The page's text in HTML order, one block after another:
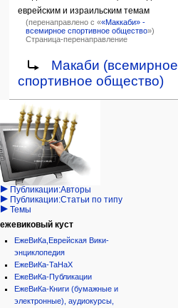
еврейским и израильским темам
(перенаправлено с ««Маккаби» -
всемирное спортивное общество»)
Страница-перенаправление
Перейти
навигации
Перейти
поиску
Перенаправление на:
Макаби (всемирное
спортивное общество)
Навигация
персональные инструменты
войти
запрос
учётной
записи
категории
Израиль:Страна и
государство
Иудаизм
Народ
Проекты
Проекты/Участники/
дополнения
Публикации:Авторы
Публикации:Статьи по типу
Темы
ежевиковый куст
ЕжеВиКа,Еврейская Вики-
энциклопедия
ЕжеВиКа-ТаНаХ
ЕжеВиКа-Публикации
ЕжеВиКа-Книги (бумажные и
электронные), аудиокурсы,